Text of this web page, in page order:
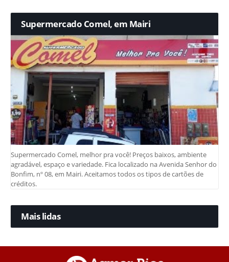
Supermercado Comel, em Mairi
Supermercado Comel, melhor pra você! Preços baixos, ambiente
agradável, espaço e variedade. Fica localizado na Avenida Senhor do
Bonfim, nº 08, em Mairi. Aceitamos todos os tipos de cartões de
créditos.
Mais lidas